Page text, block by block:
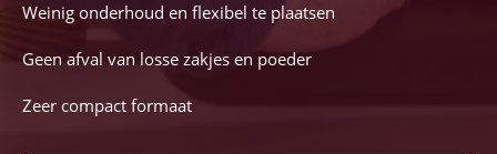
Weinig onderhoud en flexibel te plaatsen
Geen afval van losse zakjes en poeder
Zeer compact formaat